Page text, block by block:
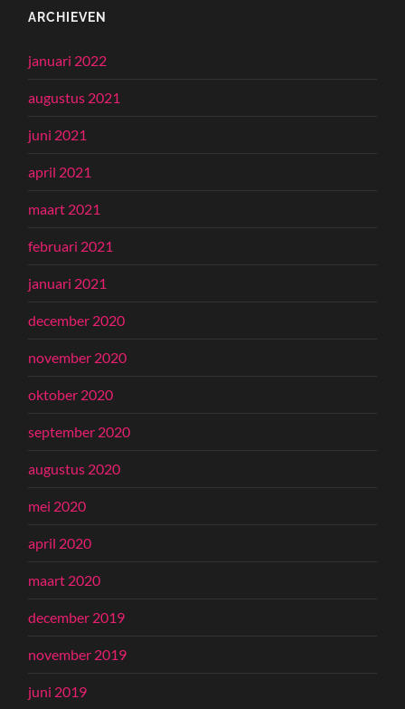
ARCHIEVEN
januari 2022
augustus 2021
juni 2021
april 2021
maart 2021
februari 2021
januari 2021
december 2020
november 2020
oktober 2020
september 2020
augustus 2020
mei 2020
april 2020
maart 2020
december 2019
november 2019
juni 2019